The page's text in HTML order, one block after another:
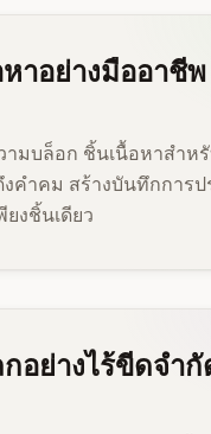
าอย่างมืออาชีพ
มบล็อก ชิ้นเนื้อหาสำห
คำคม สร้างบันทึกการ
งชิ้นเดียว
อย่างไร้ขีดจำกั